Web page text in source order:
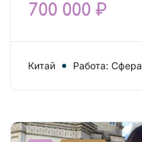
700 000 ₽
Китай Работа: